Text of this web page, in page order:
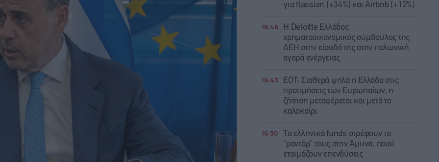
για tlassian (+34%) και Airbnb (+12%)
16:46
Η Deloitte Ελλάδος
χρηματοοικονομικός σύμβουλος της
ΔΕΗ στην είσοδό της στην πολωνική
αγορά ενέργειας
16:43
ΕΟΤ: Σταθερά ψηλά η Ελλάδα στις
προτιμήσεις των Ευρωπαίων, η
ζήτηση μεταφέρεται και μετά το
καλοκαίρι
16:30
Τα ελληνικά funds στρέφουν τα
“ραντάρ” τους στην Άμυνα, ποιοί
ετοιμάζουν επενδύσεις